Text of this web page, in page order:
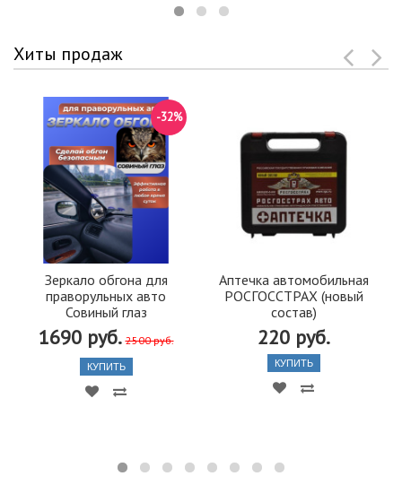
Хиты продаж
Зеркало обгона для
праворульных авто
Совиный глаз
1690 руб. 2500 руб.
-32%
КУПИТЬ
Аптечка автомобильная
РОСГОССТРАХ (новый
состав)
220 руб.
КУПИТЬ